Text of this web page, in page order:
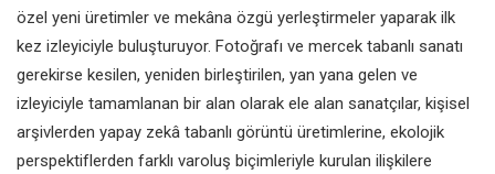
özel yeni üretimler ve mekâna özgü yerleştirmeler yaparak ilk
kez izleyiciyle buluşturuyor. Fotoğrafı ve mercek tabanlı sanatı
gerekirse kesilen, yeniden birleştirilen, yan yana gelen ve
izleyiciyle tamamlanan bir alan olarak ele alan sanatçılar, kişisel
arşivlerden yapay zekâ tabanlı görüntü üretimlerine, ekolojik
perspektiflerden farklı varoluş biçimleriyle kurulan ilişkilere